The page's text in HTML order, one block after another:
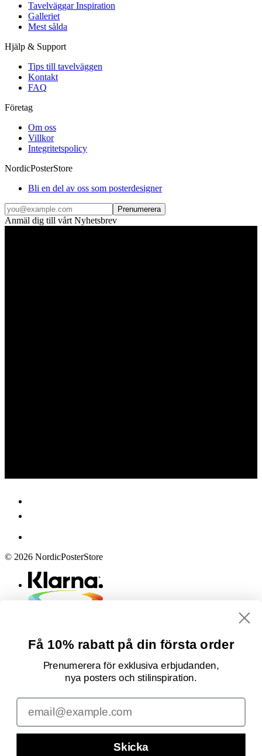
Tavelväggar Inspiration
Galleriet
Mest sålda
Hjälp & Support
Tips till tavelväggen
Kontakt
FAQ
Företag
Om oss
Villkor
Integritetspolicy
NordicPosterStore
Bli en del av oss som posterdesigner
Prenumerera
Anmäl dig till vårt Nyhetsbrev
© 2026 NordicPosterStore
Få 10% rabatt på din första order
Prenumerera för exklusiva erbjudanden,
nya posters och stilinspiration.
Email
Skicka